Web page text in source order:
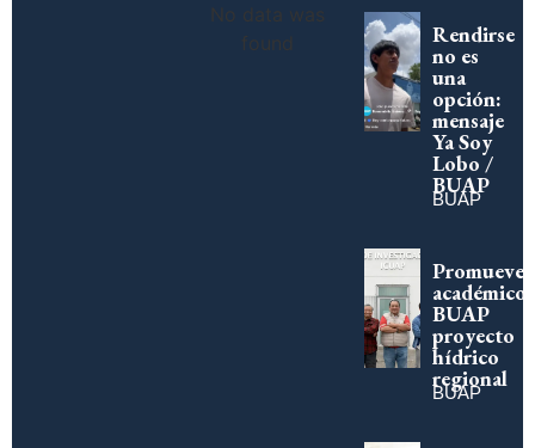
No data was
found
Rendirse
no es
una
opción:
mensaje
Ya Soy
Lobo /
BUAP
BUAP
Promueve
académico
BUAP
proyecto
hídrico
regional
BUAP